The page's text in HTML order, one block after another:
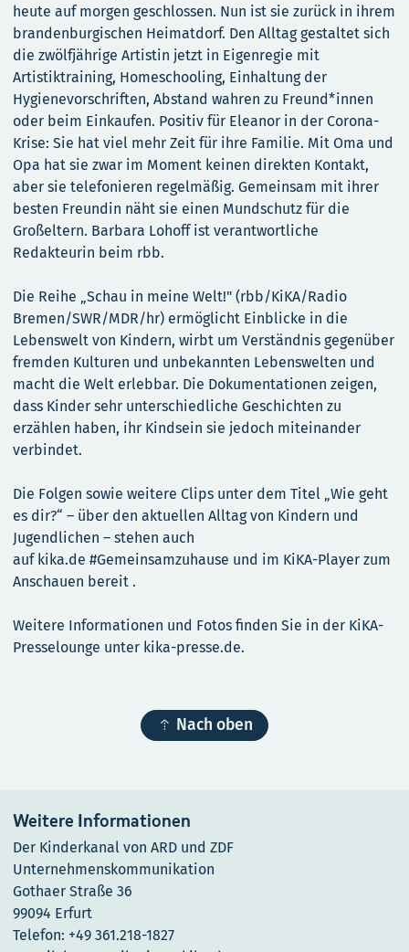
heute auf morgen geschlossen. Nun ist sie zurück in ihrem
brandenburgischen Heimatdorf. Den Alltag gestaltet sich
die zwölfjährige Artistin jetzt in Eigenregie mit
Artistiktraining, Homeschooling, Einhaltung der
Hygienevorschriften, Abstand wahren zu Freund*innen
oder beim Einkaufen. Positiv für Eleanor in der Corona-
Krise: Sie hat viel mehr Zeit für ihre Familie. Mit Oma und
Opa hat sie zwar im Moment keinen direkten Kontakt,
aber sie telefonieren regelmäßig. Gemeinsam mit ihrer
besten Freundin näht sie einen Mundschutz für die
Großeltern. Barbara Lohoff ist verantwortliche
Redakteurin beim rbb.
Die Reihe „Schau in meine Welt!" (rbb/KiKA/Radio
Bremen/SWR/MDR/hr) ermöglicht Einblicke in die
Lebenswelt von Kindern, wirbt um Verständnis gegenüber
fremden Kulturen und unbekannten Lebenswelten und
macht die Welt erlebbar. Die Dokumentationen zeigen,
dass Kinder sehr unterschiedliche Geschichten zu
erzählen haben, ihr Kindsein sie jedoch miteinander
verbindet.
Die Folgen sowie weitere Clips unter dem Titel „Wie geht
es dir?“ – über den aktuellen Alltag von Kindern und
Jugendlichen – stehen auch
auf kika.de #Gemeinsamzuhause und im KiKA-Player zum
Anschauen bereit .
Weitere Informationen und Fotos finden Sie in der KiKA-
Presselounge unter kika-presse.de.
 Nach oben
Weitere Informationen
Der Kinderkanal von ARD und ZDF
Unternehmenskommunikation
Gothaer Straße 36
99094 Erfurt
Telefon: +49 361.218-1827